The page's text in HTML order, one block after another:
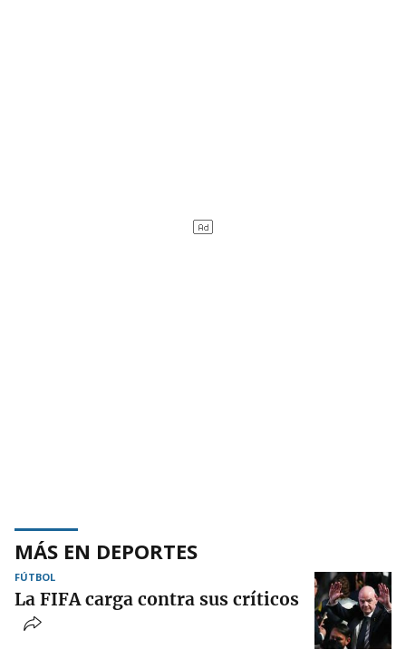
MÁS EN DEPORTES
FÚTBOL
La FIFA carga contra sus críticos